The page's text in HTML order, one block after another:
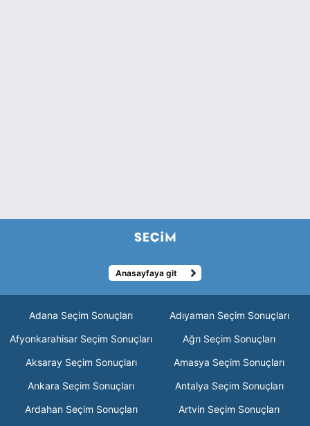
Anasayfaya git
Adana Seçim Sonuçları
Adıyaman Seçim Sonuçları
Afyonkarahisar Seçim Sonuçları
Ağrı Seçim Sonuçları
Aksaray Seçim Sonuçları
Amasya Seçim Sonuçları
Ankara Seçim Sonuçları
Antalya Seçim Sonuçları
Ardahan Seçim Sonuçları
Artvin Seçim Sonuçları